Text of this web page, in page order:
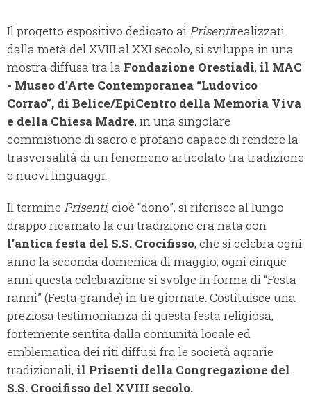
Il progetto espositivo dedicato aiPrisentirealizzati
dalla metà del XVIII al XXI secolo, si sviluppa in una
mostra diffusa tra la Fondazione Orestiadi, il MAC
- Museo d’Arte Contemporanea “Ludovico
Corrao”, di Belìce/EpiCentro della Memoria Viva
e della Chiesa Madre, in una singolare
commistione di sacro e profano capace di rendere la
trasversalità di un fenomeno articolato tra tradizione
e nuovi linguaggi.
Il termine Prisenti, cioè “dono”, si riferisce al lungo
drappo ricamato la cui tradizione era nata con
l’antica festa del S.S. Crocifisso, che si celebra ogni
anno la seconda domenica di maggio; ogni cinque
anni questa celebrazione si svolge in forma di “Festa
ranni” (Festa grande) in tre giornate. Costituisce una
preziosa testimonianza di questa festa religiosa,
fortemente sentita dalla comunità locale ed
emblematica dei riti diffusi fra le società agrarie
tradizionali, il Prisenti della Congregazione del
S.S. Crocifisso del XVIII secolo.